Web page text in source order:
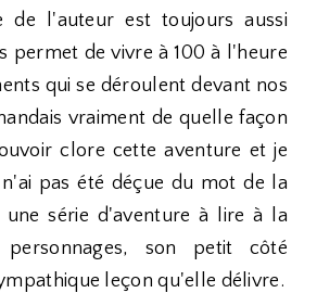
de l'auteur est toujours aussi
permet de vivre à 100 à l'heure
qui se déroulent devant nos
vraiment de quelle façon
clore cette aventure et je
pas été déçue du mot de la
une série d'aventure à lire à la
son petit côté
leçon qu'elle délivre.